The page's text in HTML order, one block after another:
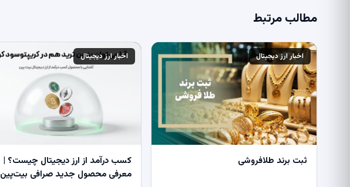
مطالب مرتبط
اخبار ارز دیجیتال
ثبت برند طلافروشی
اخبار ارز دیجیتال
کسب درآمد از ارز دیجیتال چیست؟ |
معرفی محصول جدید صرافی بیت‌پین